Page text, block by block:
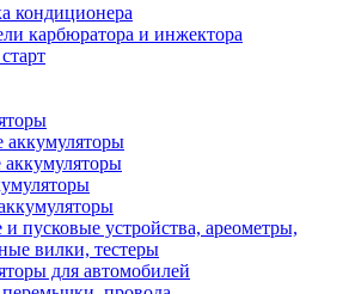
кондиционера
карбюратора и инжектора
аккумуляторы
аккумуляторы
и пусковые устройства, ареометры,
вилки, тестеры
для автомобилей